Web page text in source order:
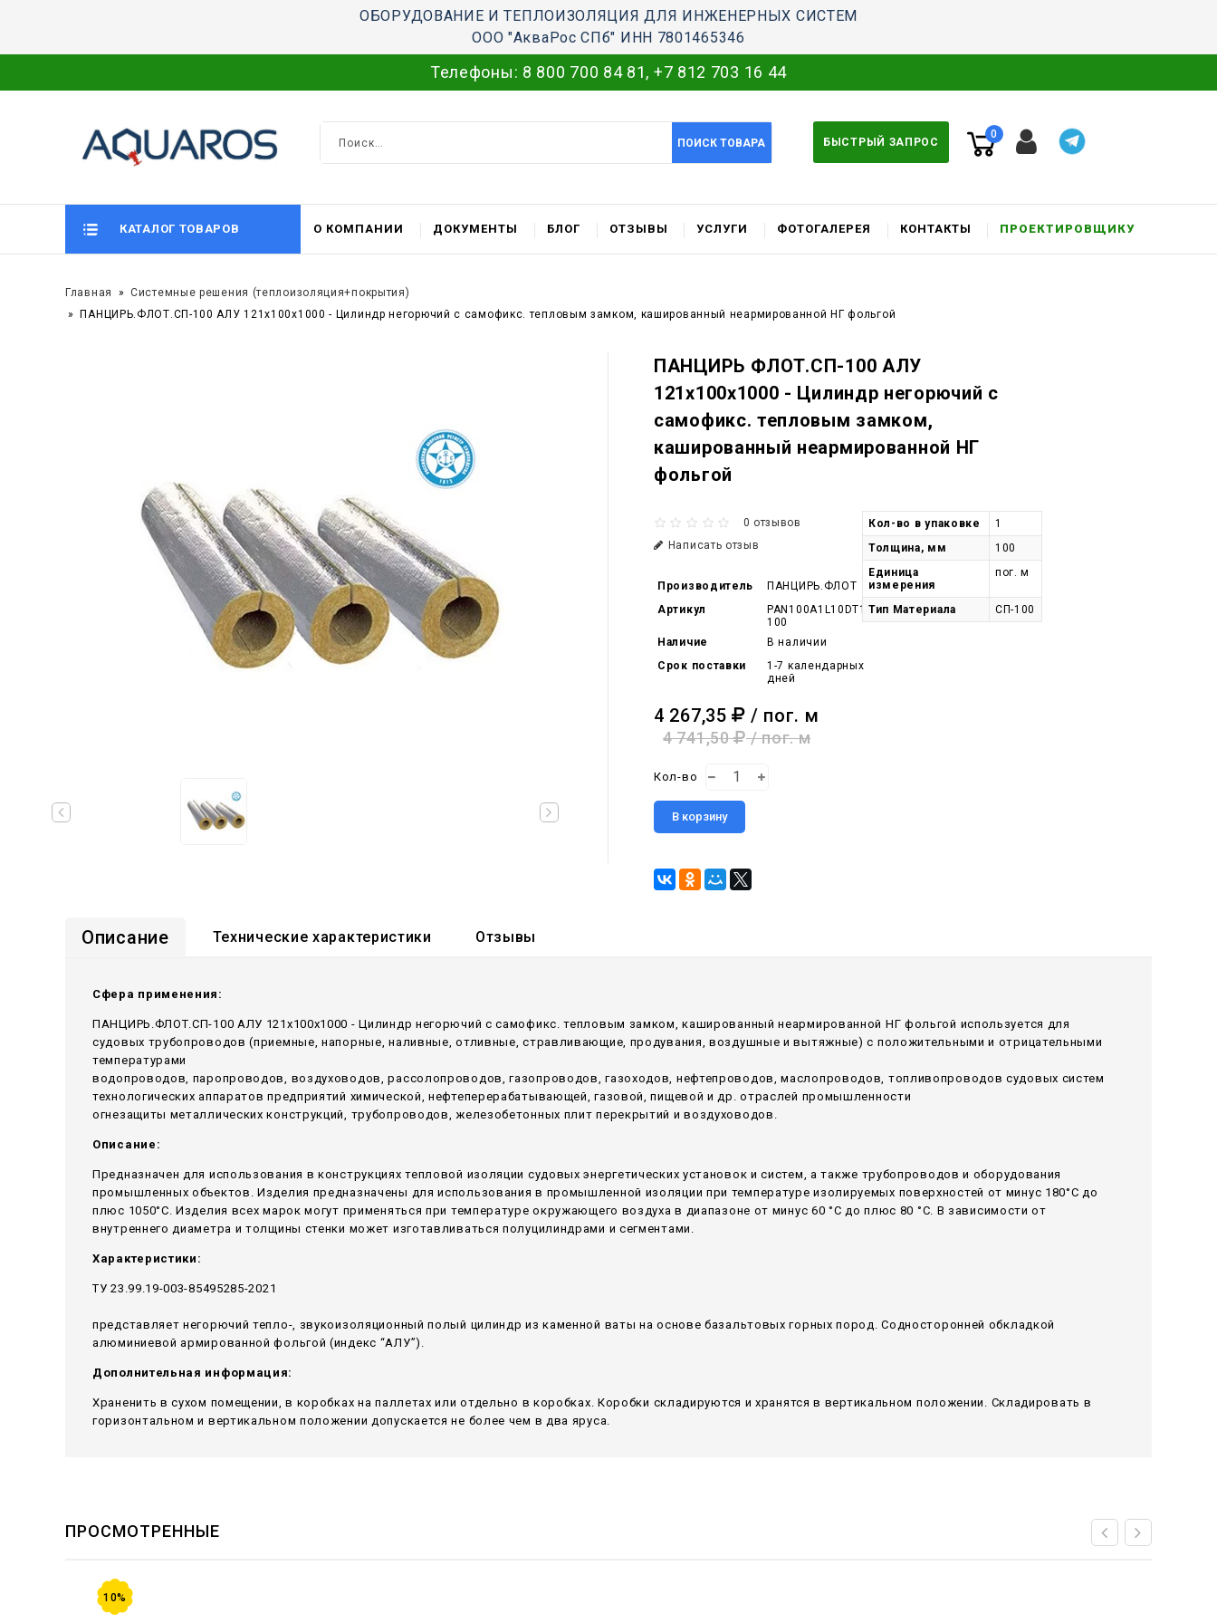
ОБОРУДОВАНИЕ И ТЕПЛОИЗОЛЯЦИЯ ДЛЯ ИНЖЕНЕРНЫХ СИСТЕМ
ООО "АкваРос СПб" ИНН 7801465346
Телефоны: 8 800 700 84 81, +7 812 703 16 44
ПОИСК ТОВАРА БЫСТРЫЙ ЗАПРОС
0
КАТАЛОГ ТОВАРОВ О КОМПАНИИ ДОКУМЕНТЫ БЛОГ ОТЗЫВЫ УСЛУГИ ФОТОГАЛЕРЕЯ КОНТАКТЫ ПРОЕКТИРОВЩИКУ
Главная
Системные решения (теплоизоляция+покрытия)
ПАНЦИРЬ.ФЛОТ.СП-100 АЛУ 121x100x1000 - Цилиндр негорючий c самофикс. тепловым замком, кашированный неармированной НГ фольгой
ПАНЦИРЬ ФЛОТ.СП-100 АЛУ
121x100x1000 - Цилиндр негорючий c
самофикс. тепловым замком,
кашированный неармированной НГ
фольгой
0 отзывов
Написать отзыв
Производитель
ПАНЦИРЬ.ФЛОТ
Артикул
PAN100A1L10DT121-
100
Наличие
В наличии
Срок поставки
1-7 календарных
дней
4 267,35 / пог. м
4 741,50 / пог. м
Кол-во
В корзину
Кол-во в упаковке
1
Толщина, мм
100
Единица
измерения
пог. м
Тип Материала СП-100
Описание Технические характеристики Отзывы
Сфера применения:
ПАНЦИРЬ.ФЛОТ.СП-100 АЛУ 121x100x1000 - Цилиндр негорючий c самофикс. тепловым замком, кашированный неармированной НГ фольгой используется для
судовых трубопроводов (приемные, напорные, наливные, отливные, стравливающие, продувания, воздушные и вытяжные) с положительными и отрицательными
температурами
водопроводов, паропроводов, воздуховодов, рассолопроводов, газопроводов, газоходов, нефтепроводов, маслопроводов, топливопроводов судовых систем
технологических аппаратов предприятий химической, нефтеперерабатывающей, газовой, пищевой и др. отраслей промышленности
огнезащиты металлических конструкций, трубопроводов, железобетонных плит перекрытий и воздуховодов.
Описание:
Предназначен для использования в конструкциях тепловой изоляции судовых энергетических установок и систем, а также трубопроводов и оборудования
промышленных объектов. Изделия предназначены для использования в промышленной изоляции при температуре изолируемых поверхностей от минус 180°С до
плюс 1050°С. Изделия всех марок могут применяться при температуре окружающего воздуха в диапазоне от минус 60 °С до плюс 80 °С. В зависимости от
внутреннего диаметра и толщины стенки может изготавливаться полуцилиндрами и сегментами.
Характеристики:
ТУ 23.99.19-003-85495285-2021
представляет негорючий тепло-, звукоизоляционный полый цилиндр из каменной ваты на основе базальтовых горных пород. Содносторонней обкладкой
алюминиевой армированной фольгой (индекс “АЛУ”).
Дополнительная информация:
Храненить в сухом помещении, в коробках на паллетах или отдельно в коробках. Коробки складируются и хранятся в вертикальном положении. Складировать в
горизонтальном и вертикальном положении допускается не более чем в два яруса.
ПРОСМОТРЕННЫЕ
10%